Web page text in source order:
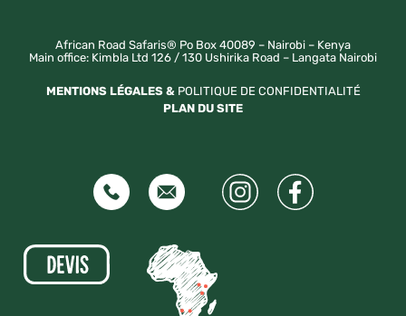
African Road Safaris® Po Box 40089 – Nairobi – Kenya
Main office: Kimbla Ltd 126 / 130 Ushirika Road – Langata Nairobi
MENTIONS LÉGALES & POLITIQUE DE CONFIDENTIALITÉ
PLAN DU SITE